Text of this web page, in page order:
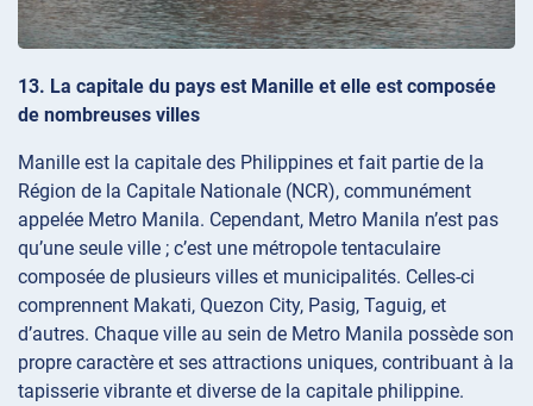
13. La capitale du pays est Manille et elle est composée
de nombreuses villes
Manille est la capitale des Philippines et fait partie de la
Région de la Capitale Nationale (NCR), communément
appelée Metro Manila. Cependant, Metro Manila n’est pas
qu’une seule ville ; c’est une métropole tentaculaire
composée de plusieurs villes et municipalités. Celles-ci
comprennent Makati, Quezon City, Pasig, Taguig, et
d’autres. Chaque ville au sein de Metro Manila possède son
propre caractère et ses attractions uniques, contribuant à la
tapisserie vibrante et diverse de la capitale philippine.